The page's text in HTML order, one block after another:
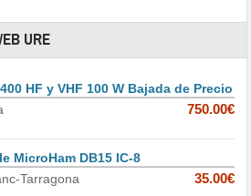
URE
HF y VHF 100 W Bajada de Precio
750.00€
MicroHam DB15 IC-8
Tarragona
35.00€